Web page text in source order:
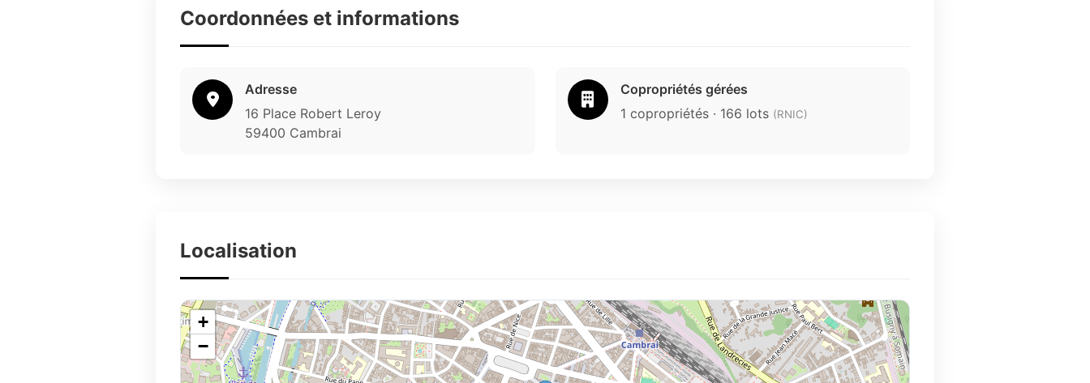
Coordonnées et informations
Adresse
16 Place Robert Leroy
59400 Cambrai
Copropriétés gérées
1 copropriétés · 166 lots (RNIC)
Localisation
+
−